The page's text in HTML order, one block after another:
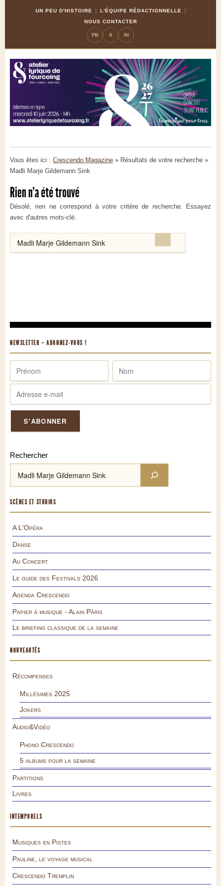
UN PEU D'HISTOIRE
L'ÉQUIPE RÉDACTIONNELLE
NOUS CONTACTER
FB X IN
Vous êtes ici : Crescendo Magazine » Résultats de votre recherche »
Madli Marje Gildemann Sink
Rien n'a été trouvé
Désolé, rien ne correspond à votre critère de recherche. Essayez
avec d'autres mots-clé.
NEWSLETTER – ABONNEZ-VOUS !
Rechercher
SCÈNES ET STUDIOS
A L'Opéra
Danse
Au Concert
Le guide des Festivals 2026
Agenda Crescendo
Papier à musique - Alain Pâris
Le briefing classique de la semaine
NOUVEAUTÉS
Récompenses
Millésimes 2025
Jokers
Audio&Vidéo
Phono.Crescendo
5 albums pour la semaine
Partitions
Livres
INTEMPORELS
Musiques en Pistes
Pauline, le voyage musical
Crescendo Tremplin